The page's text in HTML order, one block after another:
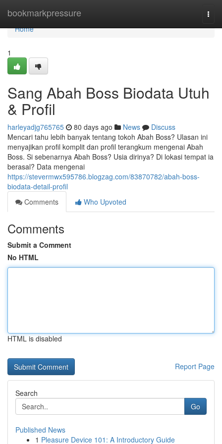
bookmarkpressure
Home
Home
1
Sang Abah Boss Biodata Utuh
& Profil
harleyadjg765765 80 days ago News
Discuss
Mencari tahu lebih banyak tentang tokoh Abah Boss? Ulasan ini
menyajikan profil komplit dan profil terangkum mengenai Abah
Boss. Si sebenarnya Abah Boss? Usia dirinya? Di lokasi tempat ia
berasal? Data mengenai
https://stevermwx595786.blogzag.com/83870782/abah-boss-
biodata-detail-profil
Comments
Who Upvoted
Comments
Submit a Comment
No HTML
HTML is disabled
Report Page
Search
Go
Published News
1 Pleasure Device 101: A Introductory Guide